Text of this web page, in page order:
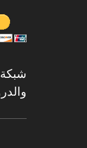
شبكة